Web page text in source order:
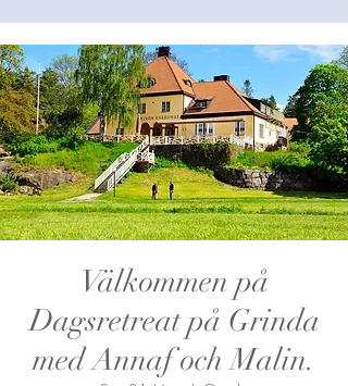
Välkommen på
Dagsretreat på Grinda
med Annaf och Malin.